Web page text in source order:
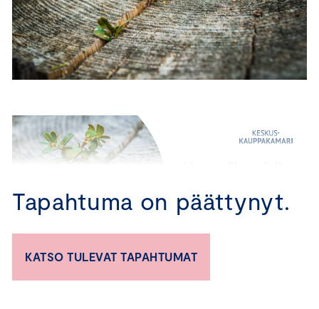
Tapahtuma on päättynyt.
KATSO TULEVAT TAPAHTUMAT